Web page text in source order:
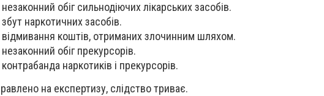
обіг сильнодіючих лікарських засобів.
наркотичних засобів.
коштів, отриманих злочинним шляхом.
обіг прекурсорів.
наркотиків і прекурсорів.
на експертизу, слідство триває.